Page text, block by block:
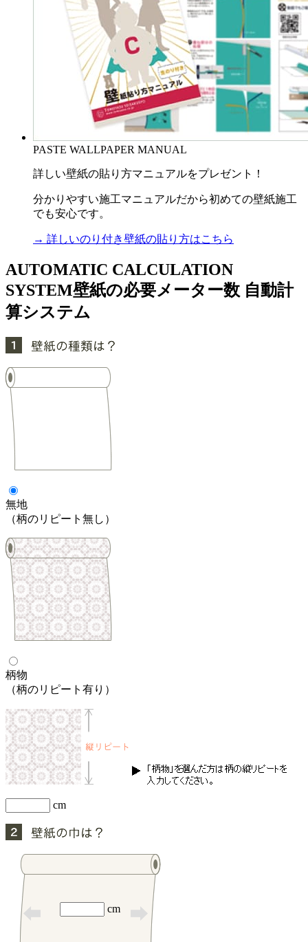
PASTE WALLPAPER MANUAL
詳しい壁紙の貼り方マニュアルをプレゼント！
分かりやすい施工マニュアルだから初めての壁紙施工
でも安心です。
→ 詳しいのり付き壁紙の貼り方はこちら
AUTOMATIC CALCULATION
SYSTEM壁紙の必要メーター数 自動計
算システム
無地
（柄のリピート無し）
柄物
（柄のリピート有り）
cm
cm